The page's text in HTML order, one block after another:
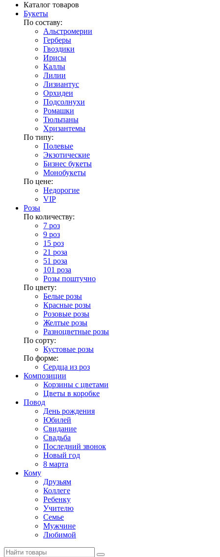
Каталог товаров
Букеты
По составу:
Альстромерии
Герберы
Гвоздики
Ирисы
Каллы
Лилии
Лизиантус
Орхидеи
Подсолнухи
Ромашки
Тюльпаны
Хризантемы
По типу:
Полевые
Экзотические
Бизнес букеты
Монобукеты
По цене:
Недорогие
VIP
Розы
По количеству:
7 роз
9 роз
15 роз
21 роза
51 роза
101 роза
Розы поштучно
По цвету:
Белые розы
Красные розы
Розовые розы
Желтые розы
Разноцветные розы
По сорту:
Кустовые розы
По форме:
Сердца из роз
Композиции
Корзины с цветами
Цветы в коробке
Повод
День рождения
Юбилей
Свидание
Свадьба
Последний звонок
Новый год
8 марта
Кому
Друзьям
Коллеге
Ребенку
Учителю
Семье
Мужчине
Любимой